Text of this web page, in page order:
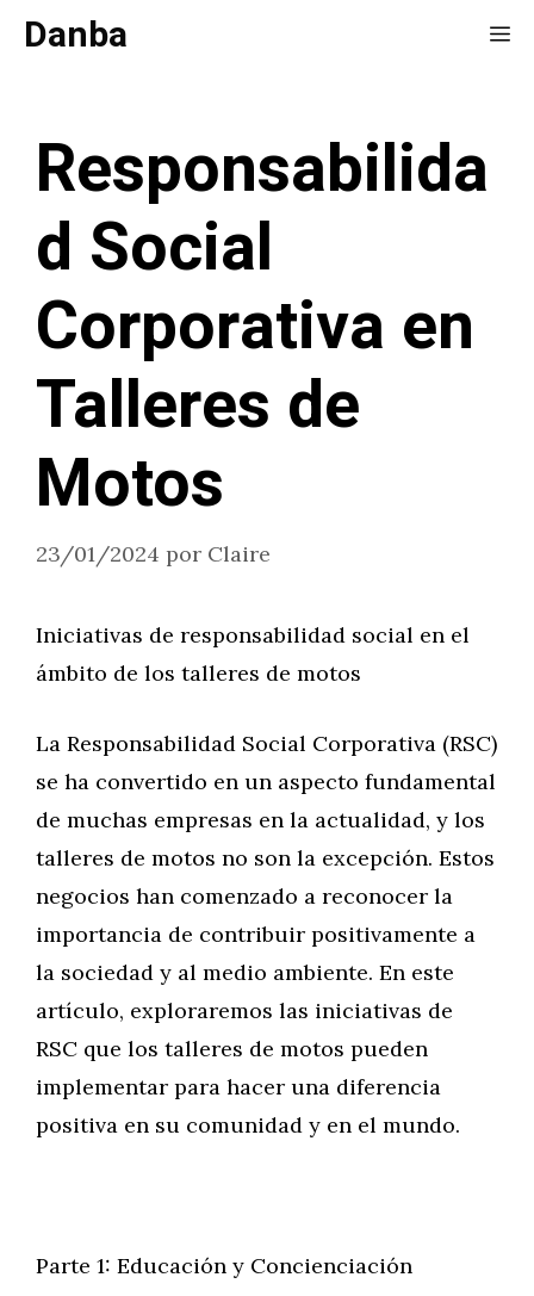
SaltarDanba
Responsabilida
d Social
Corporativa en
Talleres de
Motos
23/01/2024 por Claire
Iniciativas de responsabilidad social en el
ámbito de los talleres de motos
La Responsabilidad Social Corporativa (RSC)
se ha convertido en un aspecto fundamental
de muchas empresas en la actualidad, y los
talleres de motos no son la excepción. Estos
negocios han comenzado a reconocer la
importancia de contribuir positivamente a
la sociedad y al medio ambiente. En este
artículo, exploraremos las iniciativas de
RSC que los talleres de motos pueden
implementar para hacer una diferencia
positiva en su comunidad y en el mundo.
Parte 1: Educación y Concienciación